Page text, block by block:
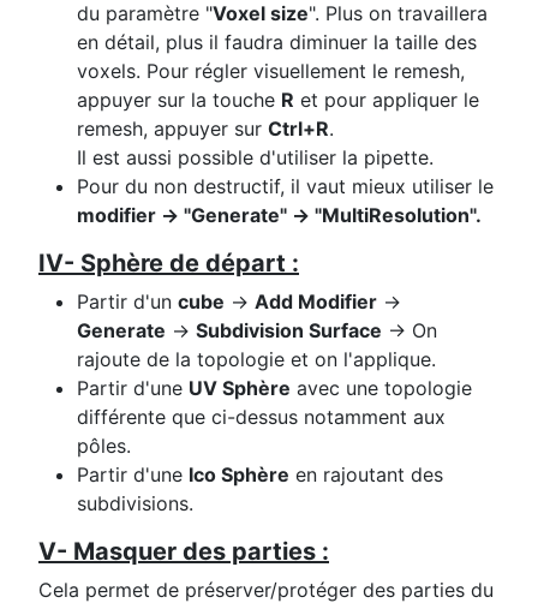
du paramètre "Voxel size". Plus on travaillera
en détail, plus il faudra diminuer la taille des
voxels. Pour régler visuellement le remesh,
appuyer sur la touche R et pour appliquer le
remesh, appuyer sur Ctrl+R.
Il est aussi possible d'utiliser la pipette.
Pour du non destructif, il vaut mieux utiliser le
modifier → "Generate" → "MultiResolution".
IV- Sphère de départ :
Partir d'un cube → Add Modifier →
Generate → Subdivision Surface → On
rajoute de la topologie et on l'applique.
Partir d'une UV Sphère avec une topologie
différente que ci-dessus notamment aux
pôles.
Partir d'une Ico Sphère en rajoutant des
subdivisions.
V- Masquer des parties :
Cela permet de préserver/protéger des parties du